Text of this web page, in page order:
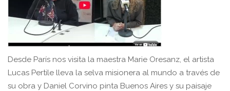
Desde París nos visita la maestra Marie Oresanz, el artista
Lucas Pertile lleva la selva misionera al mundo a través de
su obra y Daniel Corvino pinta Buenos Aires y su paisaje